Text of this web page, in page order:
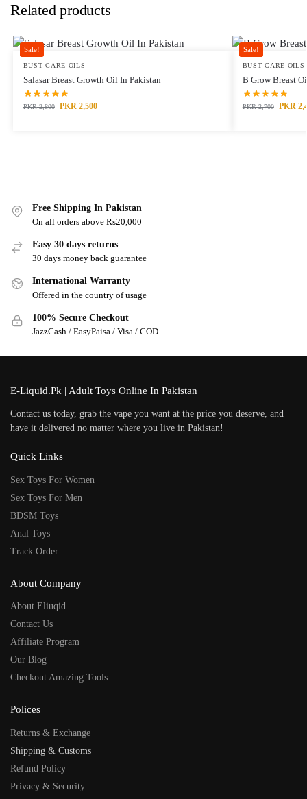
Related products
Sale!
BUST CARE OILS
Salasar Breast Growth Oil In Pakistan
PKR2,800 PKR 2,500
Sale!
BUST CARE OILS
B Grow Breast
PKR2,700 PKR
Free Shipping In Pakistan
On all orders above Rs20,000
Easy 30 days returns
30 days money back guarantee
International Warranty
Offered in the country of usage
100% Secure Checkout
JazzCash / EasyPaisa / Visa / COD
E-Liquid.Pk | Adult Toys Online In Pakistan
Contact us today, grab the vape you want at the price you deserve, and
have it delivered no matter where you live in Pakistan!
Quick Links
Sex Toys For Women
Sex Toys For Men
BDSM Toys
Anal Toys
Track Order
About Company
About Eliuqid
Contact Us
Affiliate Program
Our Blog
Checkout Amazing Tools
Polices
Returns & Exchange
Shipping & Customs
Refund Policy
Privacy & Security